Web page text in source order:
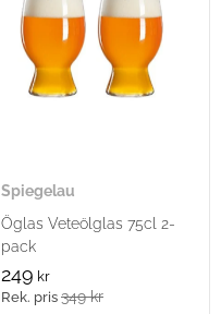
Spiegelau
Öglas Veteölglas 75cl 2-
pack
249 kr
349kr